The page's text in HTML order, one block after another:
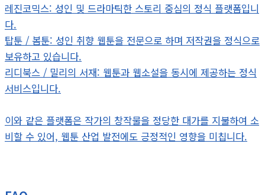
레진코믹스: 성인 및 드라마틱한 스토리 중심의 정식 플랫폼입니
다.
탑툰 / 봄툰: 성인 취향 웹툰을 전문으로 하며 저작권을 정식으로
보유하고 있습니다.
리디북스 / 밀리의 서재: 웹툰과 웹소설을 동시에 제공하는 정식
서비스입니다.
이와 같은 플랫폼은 작가의 창작물을 정당한 대가를 지불하여 소
비할 수 있어, 웹툰 산업 발전에도 긍정적인 영향을 미칩니다.